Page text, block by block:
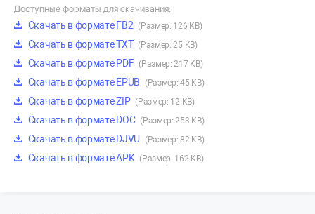
Доступные форматы для скачивания:
Скачать в формате FB2 (Размер: 126 KB)
Скачать в формате TXT (Размер: 25 KB)
Скачать в формате PDF (Размер: 217 KB)
Скачать в формате EPUB (Размер: 45 KB)
Скачать в формате ZIP (Размер: 12 KB)
Скачать в формате DOC (Размер: 253 KB)
Скачать в формате DJVU (Размер: 82 KB)
Скачать в формате APK (Размер: 162 KB)